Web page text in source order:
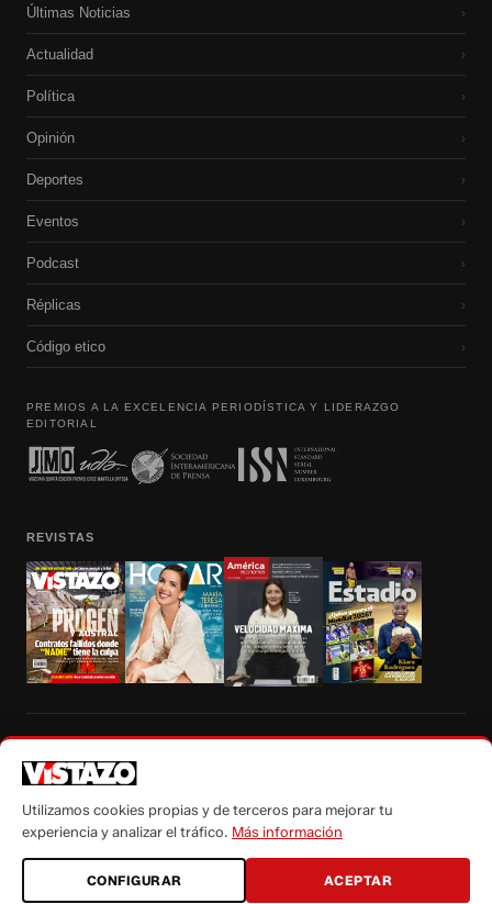
Últimas Noticias ›
Actualidad ›
Política ›
Opinión ›
Deportes ›
Eventos ›
Podcast ›
Réplicas ›
Código etico ›
PREMIOS A LA EXCELENCIA PERIODÍSTICA Y LIDERAZGO
EDITORIAL
REVISTAS
autorización escrita de su titular, de todos los contenidos de Vistazo.com.
Utilizamos cookies propias y de terceros para mejorar tu
experiencia y analizar el tráfico. Más información
CONFIGURAR ACEPTAR